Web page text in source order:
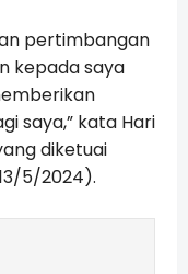
pertimbangan
kepada saya
saya,” kata Hari
diketuai
5/2024).